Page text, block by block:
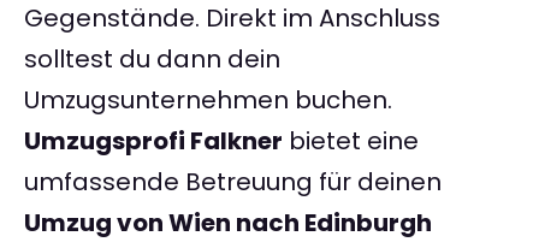
Gegenstände. Direkt im Anschluss
solltest du dann dein
Umzugsunternehmen buchen.
Umzugsprofi Falkner bietet eine
umfassende Betreuung für deinen
Umzug von Wien nach Edinburgh